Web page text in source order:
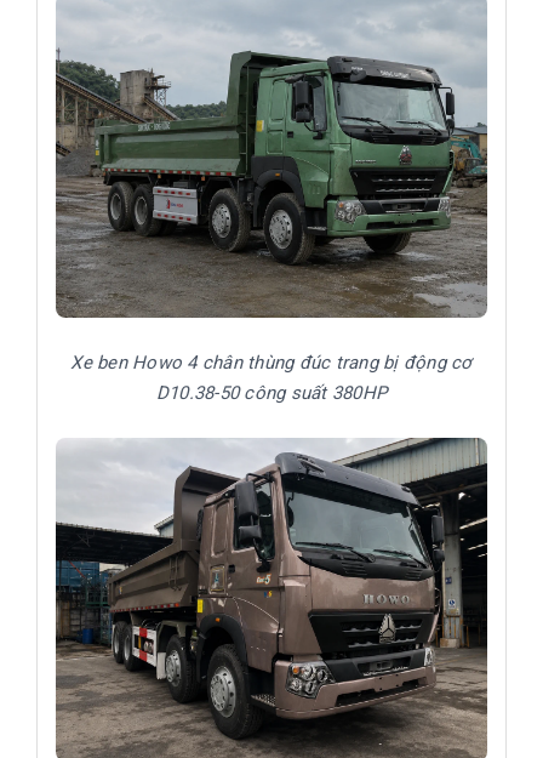
Xe ben Howo 4 chân thùng đúc trang bị động cơ
D10.38-50 công suất 380HP